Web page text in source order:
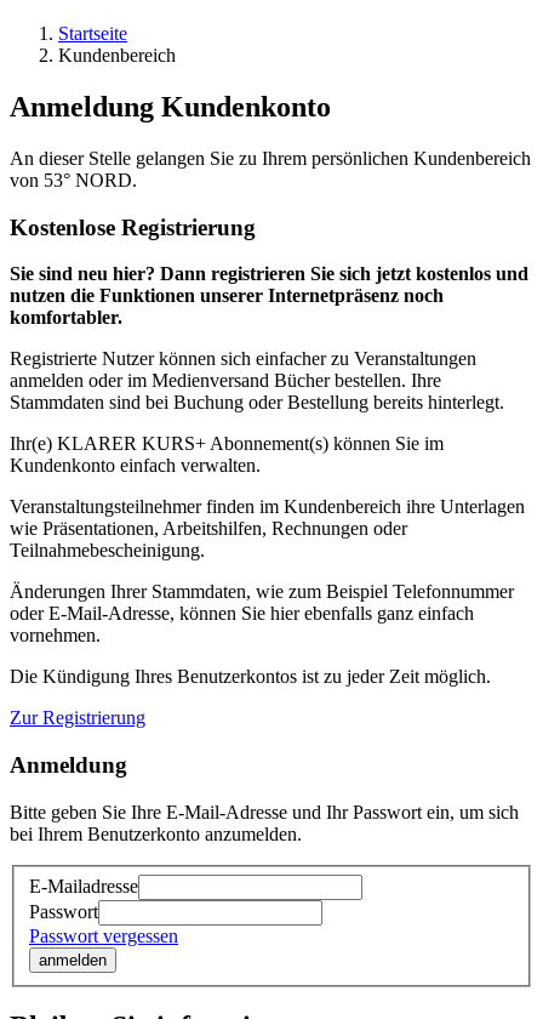
Startseite
Kundenbereich
Anmeldung Kundenkonto
An dieser Stelle gelangen Sie zu Ihrem persönlichen Kundenbereich
von 53° NORD.
Kostenlose Registrierung
Sie sind neu hier? Dann registrieren Sie sich jetzt kostenlos und
nutzen die Funktionen unserer Internetpräsenz noch
komfortabler.
Registrierte Nutzer können sich einfacher zu Veranstaltungen
anmelden oder im Medienversand Bücher bestellen. Ihre
Stammdaten sind bei Buchung oder Bestellung bereits hinterlegt.
Ihr(e) KLARER KURS+ Abonnement(s) können Sie im
Kundenkonto einfach verwalten.
Veranstaltungsteilnehmer finden im Kundenbereich ihre Unterlagen
wie Präsentationen, Arbeitshilfen, Rechnungen oder
Teilnahmebescheinigung.
Änderungen Ihrer Stammdaten, wie zum Beispiel Telefonnummer
oder E-Mail-Adresse, können Sie hier ebenfalls ganz einfach
vornehmen.
Die Kündigung Ihres Benutzerkontos ist zu jeder Zeit möglich.
Zur Registrierung
Anmeldung
Bitte geben Sie Ihre E-Mail-Adresse und Ihr Passwort ein, um sich
bei Ihrem Benutzerkonto anzumelden.
E-Mailadresse
Passwort
Passwort vergessen
anmelden